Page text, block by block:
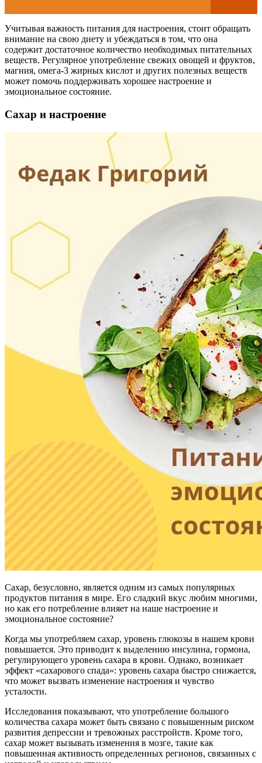
Учитывая важность питания для настроения, стоит обращать
внимание на свою диету и убеждаться в том, что она
содержит достаточное количество необходимых питательных
веществ. Регулярное употребление свежих овощей и фруктов,
магния, омега-3 жирных кислот и других полезных веществ
может помочь поддерживать хорошее настроение и
эмоциональное состояние.
Сахар и настроение
Сахар, безусловно, является одним из самых популярных
продуктов питания в мире. Его сладкий вкус любим многими,
но как его потребление влияет на наше настроение и
эмоциональное состояние?
Когда мы употребляем сахар, уровень глюкозы в нашем крови
повышается. Это приводит к выделению инсулина, гормона,
регулирующего уровень сахара в крови. Однако, возникает
эффект «сахарового спада»: уровень сахара быстро снижается,
что может вызвать изменение настроения и чувство
усталости.
Исследования показывают, что употребление большого
количества сахара может быть связано с повышенным риском
развития депрессии и тревожных расстройств. Кроме того,
сахар может вызывать изменения в мозге, такие как
повышенная активность определенных регионов, связанных с